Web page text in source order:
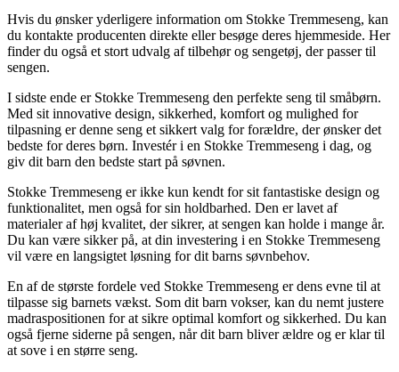
Hvis du ønsker yderligere information om Stokke Tremmeseng, kan
du kontakte producenten direkte eller besøge deres hjemmeside. Her
finder du også et stort udvalg af tilbehør og sengetøj, der passer til
sengen.
I sidste ende er Stokke Tremmeseng den perfekte seng til småbørn.
Med sit innovative design, sikkerhed, komfort og mulighed for
tilpasning er denne seng et sikkert valg for forældre, der ønsker det
bedste for deres børn. Investér i en Stokke Tremmeseng i dag, og
giv dit barn den bedste start på søvnen.
Stokke Tremmeseng er ikke kun kendt for sit fantastiske design og
funktionalitet, men også for sin holdbarhed. Den er lavet af
materialer af høj kvalitet, der sikrer, at sengen kan holde i mange år.
Du kan være sikker på, at din investering i en Stokke Tremmeseng
vil være en langsigtet løsning for dit barns søvnbehov.
En af de største fordele ved Stokke Tremmeseng er dens evne til at
tilpasse sig barnets vækst. Som dit barn vokser, kan du nemt justere
madraspositionen for at sikre optimal komfort og sikkerhed. Du kan
også fjerne siderne på sengen, når dit barn bliver ældre og er klar til
at sove i en større seng.